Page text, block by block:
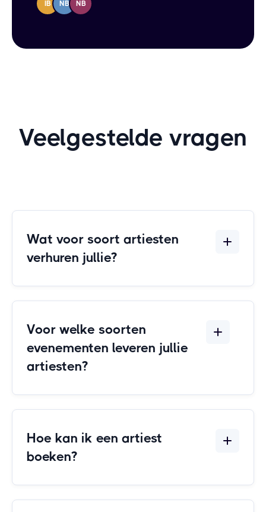
IB NB NB
Veelgestelde vragen
Wat voor soort artiesten
verhuren jullie?
Voor welke soorten
evenementen leveren jullie
artiesten?
Hoe kan ik een artiest
boeken?